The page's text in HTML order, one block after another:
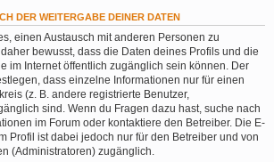
DER WEITERGABE DEINER DATEN
einen Austausch mit anderen Personen zu
bewusst, dass die Daten deines Profils und die
im Internet öffentlich zugänglich sein können. Der
dass einzelne Informationen nur für einen
(z. B. andere registrierte Benutzer,
sind. Wenn du Fragen dazu hast, suche nach
im Forum oder kontaktiere den Betreiber. Die E-
Profil ist dabei jedoch nur für den Betreiber und von
(Administratoren) zugänglich.